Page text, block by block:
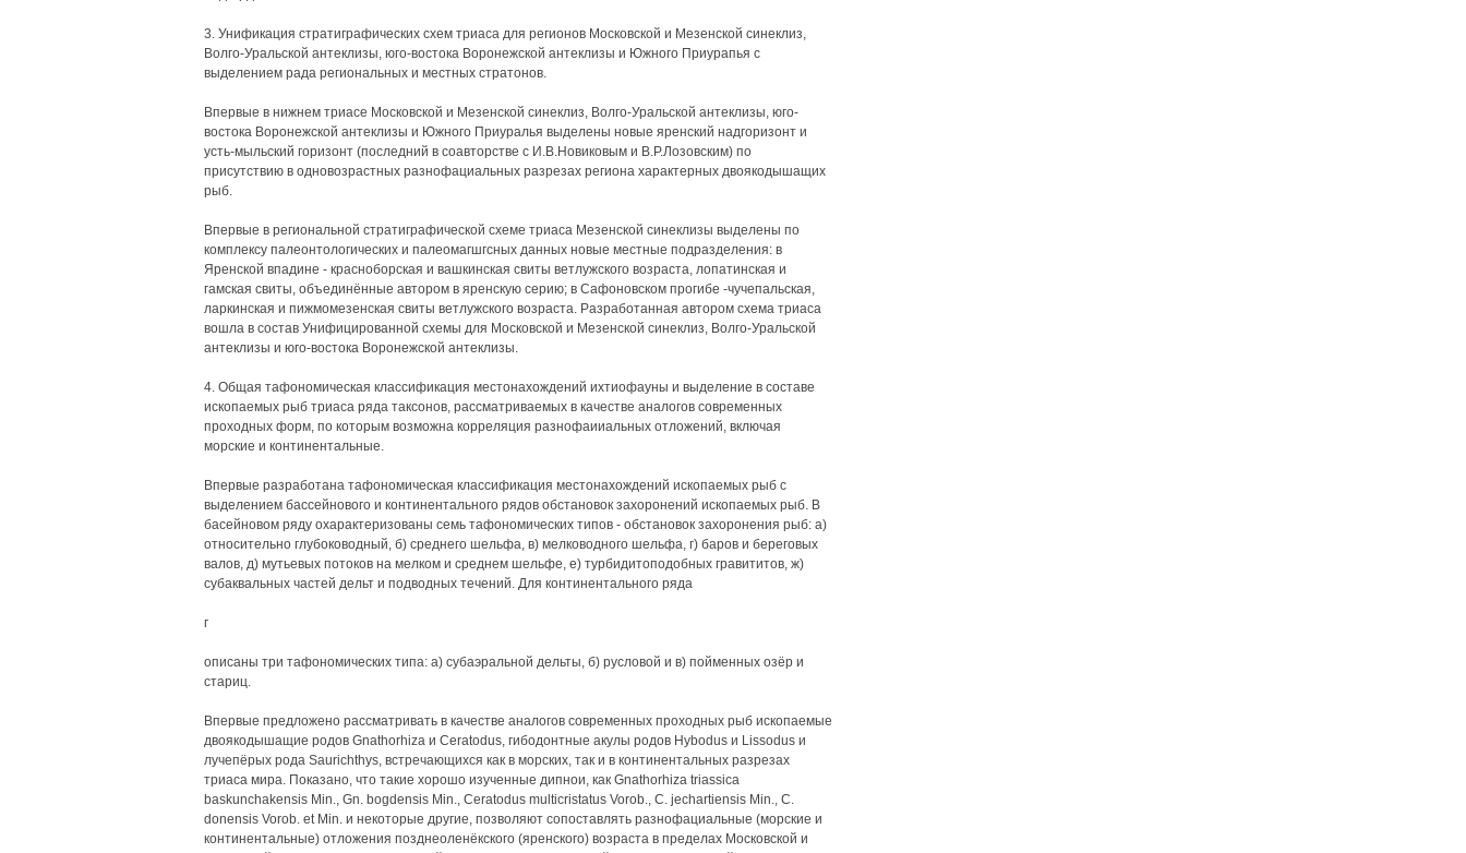
3. Унификация стратиграфических схем триаса для регионов Московской и Мезенской синеклиз,
Волго-Уральской антеклизы, юго-востока Воронежской антеклизы и Южного Приурапья с
выделением рада региональных и местных стратонов.
Впервые в нижнем триасе Московской и Мезенской синеклиз, Волго-Уральской антеклизы, юго-
востока Воронежской антеклизы и Южного Приуралья выделены новые яренский надгоризонт и
усть-мыльский горизонт (последний в соавторстве с И.В.Новиковым и В.Р.Лозовским) по
присутствию в одновозрастных разнофациальных разрезах региона характерных двоякодышащих
рыб.
Впервые в региональной стратиграфической схеме триаса Мезенской синеклизы выделены по
комплексу палеонтологических и палеомагшгсных данных новые местные подразделения: в
Яренской впадине - красноборская и вашкинская свиты ветлужского возраста, лопатинская и
гамская свиты, объединённые автором в яренскую серию; в Сафоновском прогибе -чучепальская,
ларкинская и пижмомезенская свиты ветлужского возраста. Разработанная автором схема триаса
вошла в состав Унифицированной схемы для Московской и Мезенской синеклиз, Волго-Уральской
антеклизы и юго-востока Воронежской антеклизы.
4. Общая тафономическая классификация местонахождений ихтиофауны и выделение в составе
ископаемых рыб триаса ряда таксонов, рассматриваемых в качестве аналогов современных
проходных форм, по которым возможна корреляция разнофаииальных отложений, включая
морские и континентальные.
Впервые разработана тафономическая классификация местонахождений ископаемых рыб с
выделением бассейнового и континентального рядов обстановок захоронений ископаемых рыб. В
басейновом ряду охарактеризованы семь тафономических типов - обстановок захоронения рыб: а)
относительно глубоководный, б) среднего шельфа, в) мелководного шельфа, г) баров и береговых
валов, д) мутьевых потоков на мелком и среднем шельфе, е) турбидитоподобных гравититов, ж)
субаквальных частей дельт и подводных течений. Для континентального ряда
г
описаны три тафономических типа: а) субаэральной дельты, б) русловой и в) пойменных озёр и
стариц.
Впервые предложено рассматривать в качестве аналогов современных проходных рыб ископаемые
двоякодышащие родов Gnathorhiza и Ceratodus, гибодонтные акулы родов Hybodus и Lissodus и
лучепёрых рода Saurichthys, встречающихся как в морских, так и в континентальных разрезах
триаса мира. Показано, что такие хорошо изученные дипнои, как Gnathorhiza triassica
baskunchakensis Min., Gn. bogdensis Min., Ceratodus multicristatus Vorob., C. jechartiensis Min., C.
donensis Vorob. et Min. и некоторые другие, позволяют сопоставлять разнофациальные (морские и
континентальные) отложения позднеоленёкского (яренского) возраста в пределах Московской и